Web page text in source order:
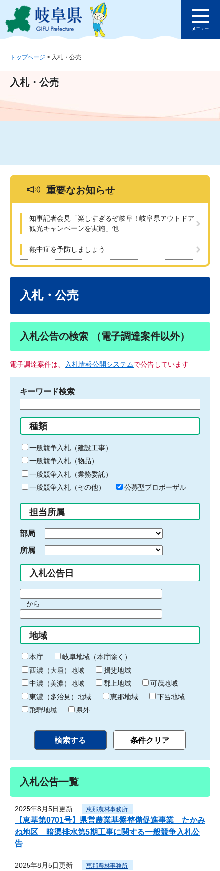
ジ
ュ
文
このページの本文へ
ュ
トップページ > 入札・公売
入札・公売
重要なお知らせ
知事記者会見「楽しすぎるぞ岐阜！岐阜県アウトドア
観光キャンペーンを実施」他
熱中症を予防しましょう
入札・公売
入札公告の検索 （電子調達案件以外）
電子調達案件は、 入札情報公開システムで公告しています
キーワード検索
る
キ
ー
ワ
ー
ド
入
力
種類
一般競争入札（建設工事）
一般競争入札（物品）
一般競争入札（業務委託）
一般競争入札（その他）
公募型プロポーザル
担当所属
部局
所属
入札公告日
間
始
り
から
間
終
わ
り
地域
本庁
岐阜地域（本庁除く）
西濃（大垣）地域
揖斐地域
中濃（美濃）地域
郡上地域
可茂地域
東濃（多治見）地域
恵那地域
下呂地域
飛騨地域
県外
入札公告一覧
2025年8月5日更新 恵那農林事務所
【恵基第0701号】県営農業基盤整備促進事業 たかみ
ね地区 暗渠排水第5期工事に関する一般競争入札公
告
2025年8月5日更新 恵那農林事務所